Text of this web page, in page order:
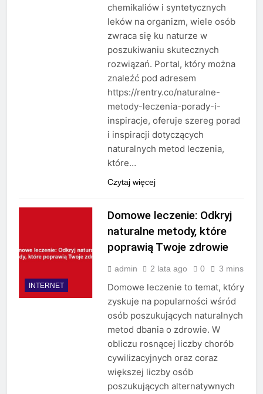
chemikaliów i syntetycznych
leków na organizm, wiele osób
zwraca się ku naturze w
poszukiwaniu skutecznych
rozwiązań. Portal, który można
znaleźć pod adresem
https://rentry.co/naturalne-
metody-leczenia-porady-i-
inspiracje, oferuje szereg porad
i inspiracji dotyczących
naturalnych metod leczenia,
które…
Czytaj więcej
INTERNET
Domowe leczenie: Odkryj
naturalne metody, które
poprawią Twoje zdrowie
admin 2 lata ago 0 3 mins
Domowe leczenie to temat, który
zyskuje na popularności wśród
osób poszukujących naturalnych
metod dbania o zdrowie. W
obliczu rosnącej liczby chorób
cywilizacyjnych oraz coraz
większej liczby osób
poszukujących alternatywnych